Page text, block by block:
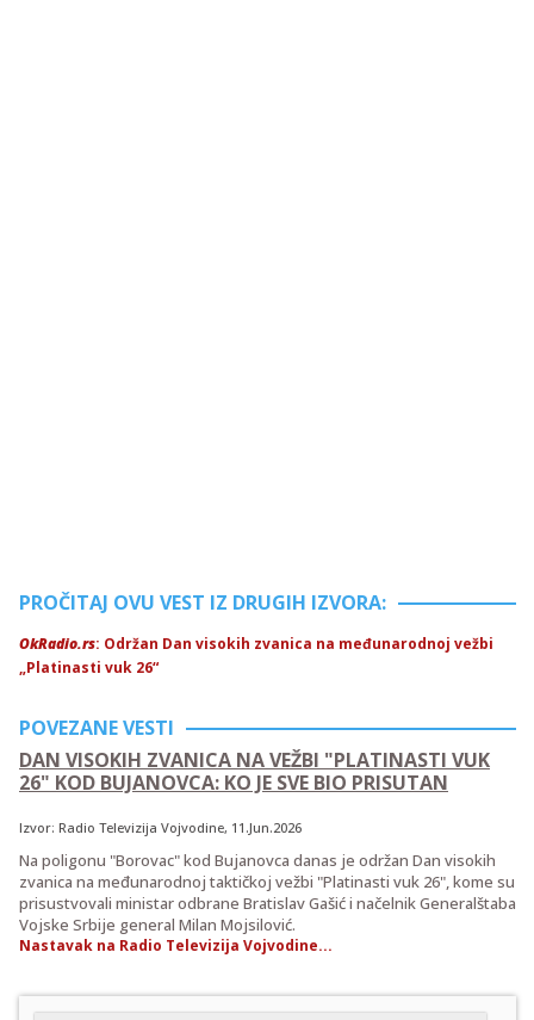
PROČITAJ OVU VEST IZ DRUGIH IZVORA:
OkRadio.rs: Održan Dan visokih zvanica na međunarodnoj vežbi
„Platinasti vuk 26“
POVEZANE VESTI
DAN VISOKIH ZVANICA NA VEŽBI "PLATINASTI VUK
26" KOD BUJANOVCA: KO JE SVE BIO PRISUTAN
Izvor: Radio Televizija Vojvodine, 11.Jun.2026
Na poligonu "Borovac" kod Bujanovca danas je održan Dan visokih
zvanica na međunarodnoj taktičkoj vežbi "Platinasti vuk 26", kome su
prisustvovali ministar odbrane Bratislav Gašić i načelnik Generalštaba
Vojske Srbije general Milan Mojsilović.
Nastavak na Radio Televizija Vojvodine...